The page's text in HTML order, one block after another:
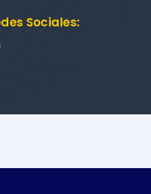
Sociales: